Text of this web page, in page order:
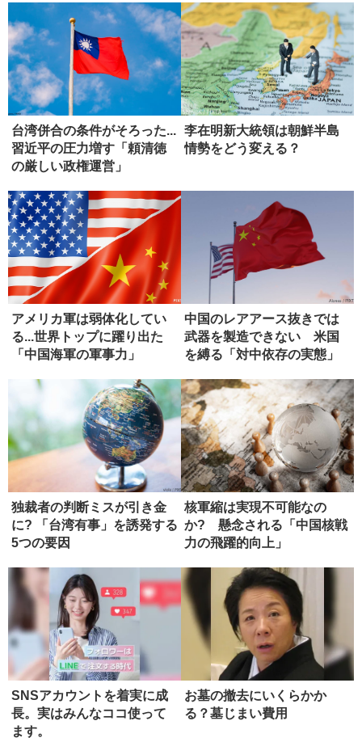
台湾併合の条件がそろった...
習近平の圧力増す「頼清徳
の厳しい政権運営」
李在明新大統領は朝鮮半島
情勢をどう変える？
アメリカ軍は弱体化してい
る...世界トップに躍り出た
「中国海軍の軍事力」
中国のレアアース抜きでは
武器を製造できない 米国
を縛る「対中依存の実態」
独裁者の判断ミスが引き金
に? 「台湾有事」を誘発する
5つの要因
核軍縮は実現不可能なの
か? 懸念される「中国核戦
力の飛躍的向上」
SNSアカウントを着実に成
長。実はみんなココ使って
ます。
お墓の撤去にいくらかか
る？墓じまい費用